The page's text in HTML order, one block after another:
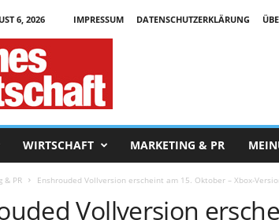
6, 2026 IMPRESSUM DATENSCHUTZERKLÄRUNG
WIRTSCHAFT MARKETING & PR
& PR Enshrouded Vollversion erscheint am 15. Oktober – Xbox-
Vollversion